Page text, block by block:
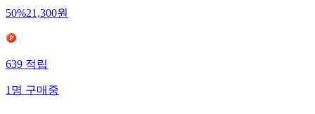
50%21,300원
639적립
1명구매중